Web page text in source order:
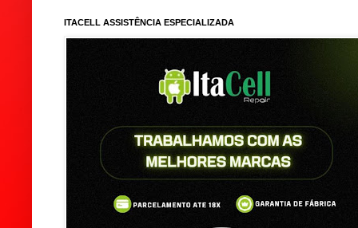
ITACELL ASSISTÊNCIA ESPECIALIZADA